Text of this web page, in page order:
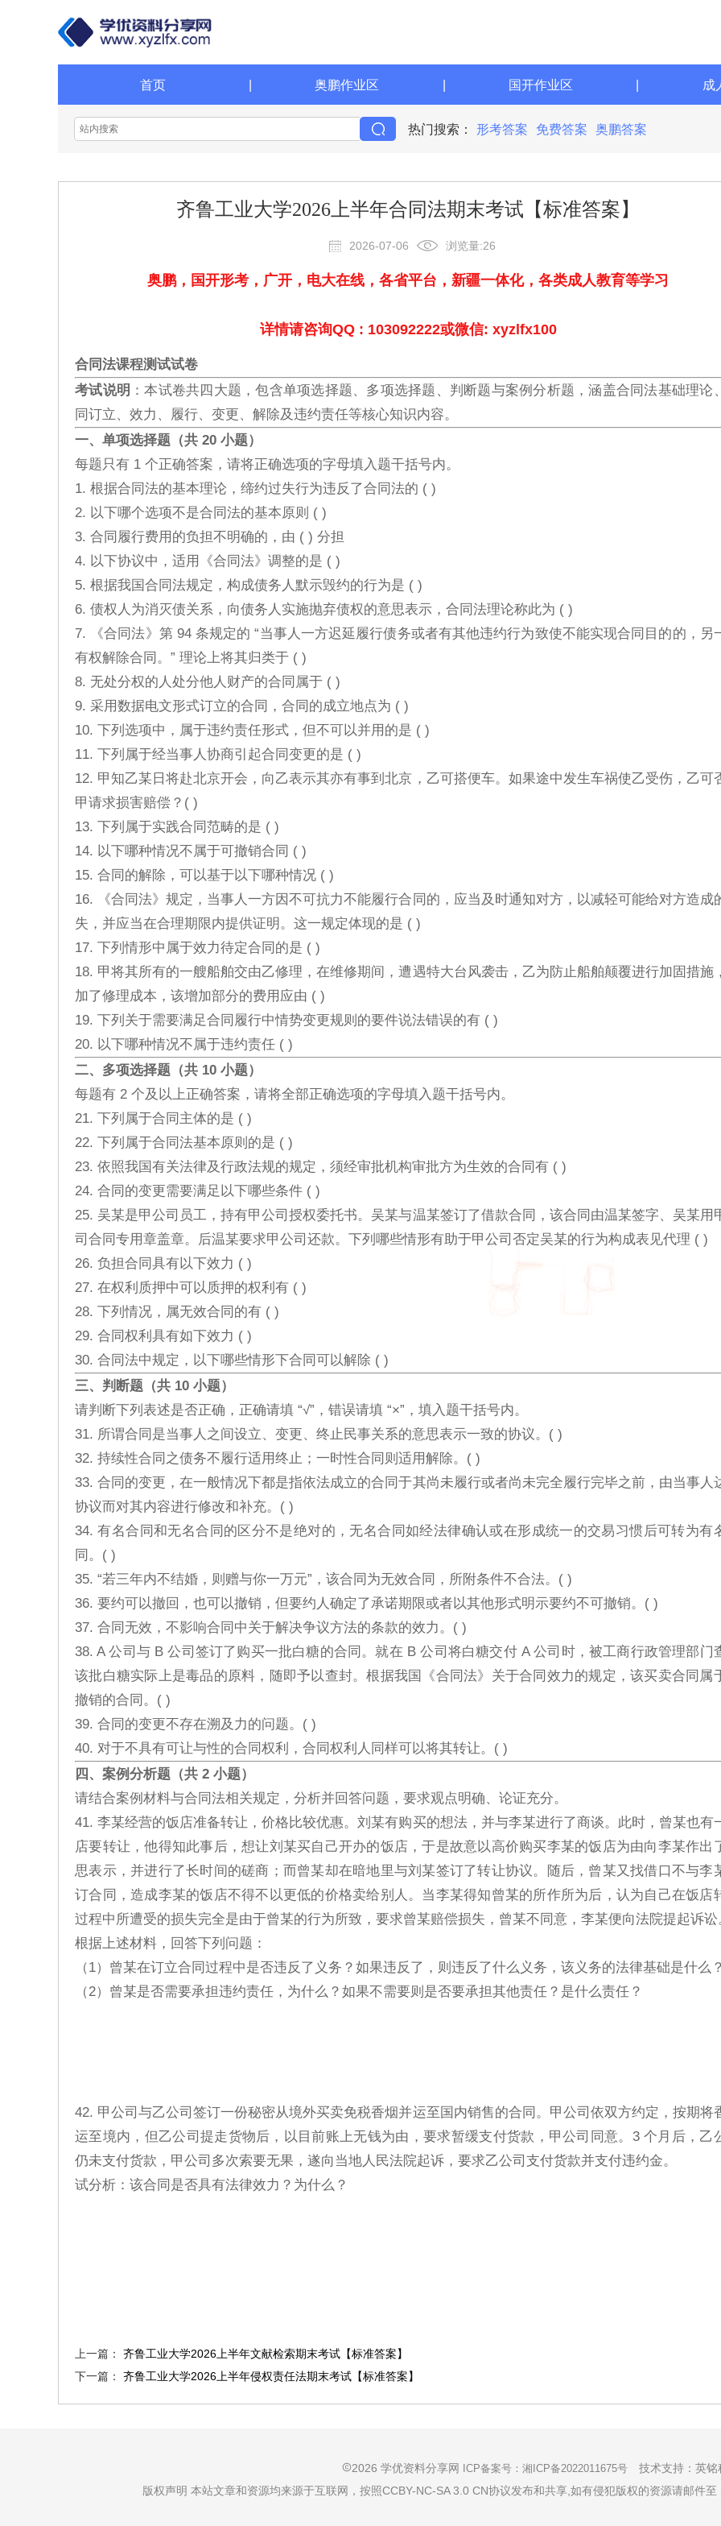
首页 奥鹏作业区 国开作业区 成
热门搜索： 形考答案 免费答案 奥鹏答案
齐鲁工业大学2026上半年​合同法期末考试【标准答案】
2026-07-06 浏览量:26
奥鹏，国开形考，广开，电大在线，各省平台，新疆一体化，各类成人教育等学习
详情请咨询QQ : 103092222或微信: xyzlfx100
合同法课程测试试卷
考试说明 ：本试卷共四大题，包含单项选择题、多项选择题、判断题与案例分析题，涵盖合同法基础理论
同订立、效力、履行、变更、解除及违约责任等核心知识内容。
一、单项选择题（共 20 小题）
每题只有 1 个正确答案，请将正确选项的字母填入题干括号内。
1. 根据合同法的基本理论，缔约过失行为违反了合同法的 ( )
2. 以下哪个选项不是合同法的基本原则 ( )
3. 合同履行费用的负担不明确的，由 ( ) 分担
4. 以下协议中，适用《合同法》调整的是 ( )
5. 根据我国合同法规定，构成债务人默示毁约的行为是 ( )
6. 债权人为消灭债关系，向债务人实施抛弃债权的意思表示，合同法理论称此为 ( )
7. 《合同法》第 94 条规定的 “当事人一方迟延履行债务或者有其他违约行为致使不能实现合同目的的，另
有权解除合同。” 理论上将其归类于 ( )
8. 无处分权的人处分他人财产的合同属于 ( )
9. 采用数据电文形式订立的合同，合同的成立地点为 ( )
10. 下列选项中，属于违约责任形式，但不可以并用的是 ( )
11. 下列属于经当事人协商引起合同变更的是 ( )
12. 甲知乙某日将赴北京开会，向乙表示其亦有事到北京，乙可搭便车。如果途中发生车祸使乙受伤，乙可
甲请求损害赔偿？( )
13. 下列属于实践合同范畴的是 ( )
14. 以下哪种情况不属于可撤销合同 ( )
15. 合同的解除，可以基于以下哪种情况 ( )
16. 《合同法》规定，当事人一方因不可抗力不能履行合同的，应当及时通知对方，以减轻可能给对方造成
失，并应当在合理期限内提供证明。这一规定体现的是 ( )
17. 下列情形中属于效力待定合同的是 ( )
18. 甲将其所有的一艘船舶交由乙修理，在维修期间，遭遇特大台风袭击，乙为防止船舶颠覆进行加固措施
加了修理成本，该增加部分的费用应由 ( )
19. 下列关于需要满足合同履行中情势变更规则的要件说法错误的有 ( )
20. 以下哪种情况不属于违约责任 ( )
二、多项选择题（共 10 小题）
每题有 2 个及以上正确答案，请将全部正确选项的字母填入题干括号内。
21. 下列属于合同主体的是 ( )
22. 下列属于合同法基本原则的是 ( )
23. 依照我国有关法律及行政法规的规定，须经审批机构审批方为生效的合同有 ( )
24. 合同的变更需要满足以下哪些条件 ( )
25. 吴某是甲公司员工，持有甲公司授权委托书。吴某与温某签订了借款合同，该合同由温某签字、吴某用
司合同专用章盖章。后温某要求甲公司还款。下列哪些情形有助于甲公司否定吴某的行为构成表见代理 ( )
26. 负担合同具有以下效力 ( )
27. 在权利质押中可以质押的权利有 ( )
28. 下列情况，属无效合同的有 ( )
29. 合同权利具有如下效力 ( )
30. 合同法中规定，以下哪些情形下合同可以解除 ( )
三、判断题（共 10 小题）
请判断下列表述是否正确，正确请填 “√”，错误请填 “×”，填入题干括号内。
31. 所谓合同是当事人之间设立、变更、终止民事关系的意思表示一致的协议。( )
32. 持续性合同之债务不履行适用终止；一时性合同则适用解除。( )
33. 合同的变更，在一般情况下都是指依法成立的合同于其尚未履行或者尚未完全履行完毕之前，由当事人
协议而对其内容进行修改和补充。( )
34. 有名合同和无名合同的区分不是绝对的，无名合同如经法律确认或在形成统一的交易习惯后可转为有
同。( )
35. “若三年内不结婚，则赠与你一万元”，该合同为无效合同，所附条件不合法。( )
36. 要约可以撤回，也可以撤销，但要约人确定了承诺期限或者以其他形式明示要约不可撤销。( )
37. 合同无效，不影响合同中关于解决争议方法的条款的效力。( )
38. A 公司与 B 公司签订了购买一批白糖的合同。就在 B 公司将白糖交付 A 公司时，被工商行政管理部门
该批白糖实际上是毒品的原料，随即予以查封。根据我国《合同法》关于合同效力的规定，该买卖合同属
撤销的合同。( )
39. 合同的变更不存在溯及力的问题。( )
40. 对于不具有可让与性的合同权利，合同权利人同样可以将其转让。( )
四、案例分析题（共 2 小题）
请结合案例材料与合同法相关规定，分析并回答问题，要求观点明确、论证充分。
41. 李某经营的饭店准备转让，价格比较优惠。刘某有购买的想法，并与李某进行了商谈。此时，曾某也有
店要转让，他得知此事后，想让刘某买自己开办的饭店，于是故意以高价购买李某的饭店为由向李某作出
思表示，并进行了长时间的磋商；而曾某却在暗地里与刘某签订了转让协议。随后，曾某又找借口不与李
订合同，造成李某的饭店不得不以更低的价格卖给别人。当李某得知曾某的所作所为后，认为自己在饭店
过程中所遭受的损失完全是由于曾某的行为所致，要求曾某赔偿损失，曾某不同意，李某便向法院提起诉讼
根据上述材料，回答下列问题：
（1）曾某在订立合同过程中是否违反了义务？如果违反了，则违反了什么义务，该义务的法律基础是什么？
（2）曾某是否需要承担违约责任，为什么？如果不需要则是否要承担其他责任？是什么责任？
42. 甲公司与乙公司签订一份秘密从境外买卖免税香烟并运至国内销售的合同。甲公司依双方约定，按期将
运至境内，但乙公司提走货物后，以目前账上无钱为由，要求暂缓支付货款，甲公司同意。3 个月后，乙
仍未支付货款，甲公司多次索要无果，遂向当地人民法院起诉，要求乙公司支付货款并支付违约金。
试分析：该合同是否具有法律效力？为什么？
上一篇： 齐鲁工业大学2026上半年文献检索期末考试【标准答案】
下一篇： 齐鲁工业大学2026上半年侵权责任法期末考试【标准答案】
2026 学优资料分享网 ICP备案号： 湘ICP备2022011675号技术支持： 英铭
版权声明 本站文章和资源均来源于互联网，按照CCBY-NC-SA 3.0 CN协议发布和共享,如有侵犯版权的资源请邮件